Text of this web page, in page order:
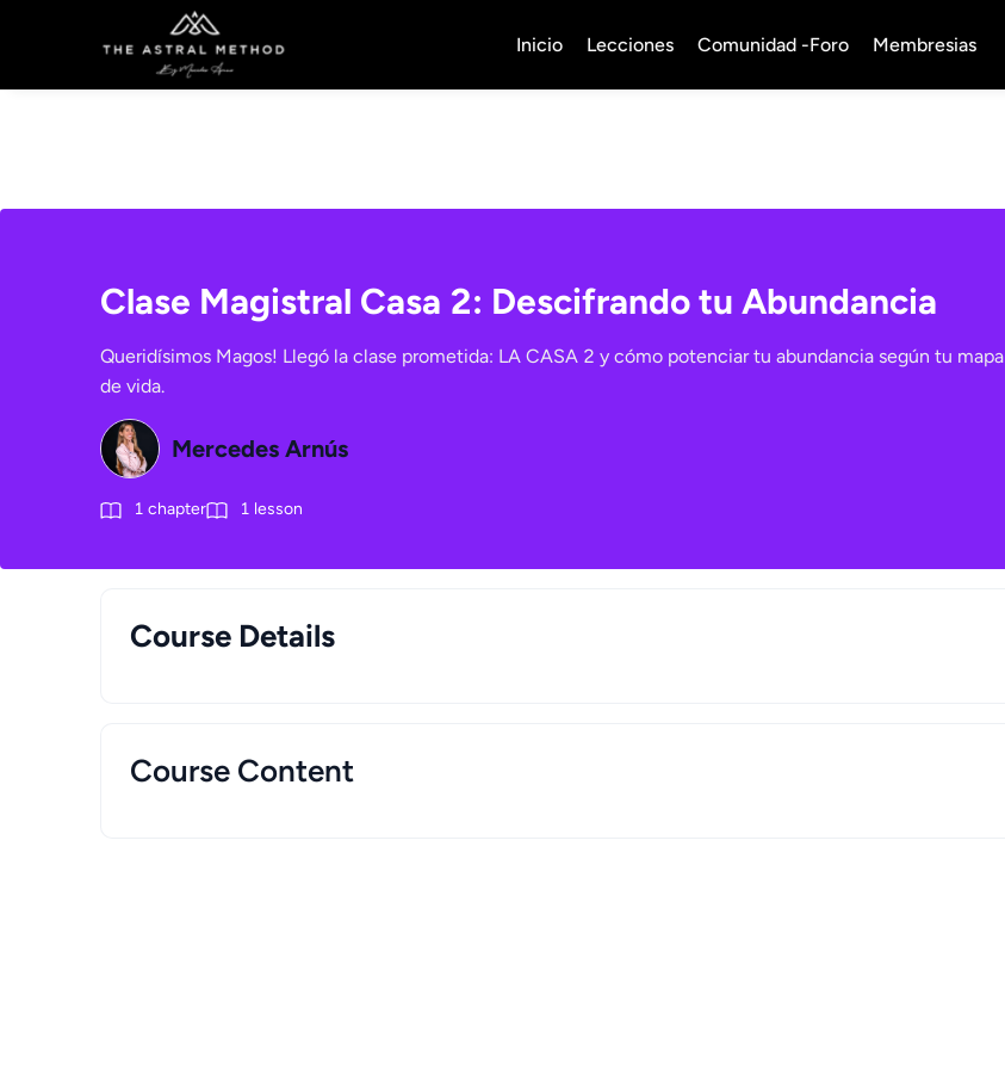
Inicio Lecciones Comunidad -Foro Membresias
Clase Magistral Casa 2: Descifrando tu Abundancia
Queridísimos Magos! Llegó la clase prometida: LA CASA 2 y cómo potenciar tu abundancia según tu mapa
de vida.
Mercedes Arnús
1 chapter 1 lesson
Course Details
Course Content